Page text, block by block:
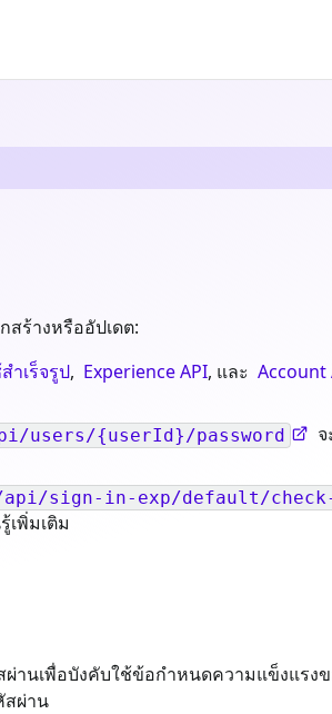
ร้างหรืออัปเดต:
ำเร็จรูป, Experience API, และ Account
users/{userId}/password
/api/sign-in-exp/default/check-
เพิ่มเติม
านเพื่อบังคับใช้ข้อกำหนดความแข็งแรง
สผ่าน